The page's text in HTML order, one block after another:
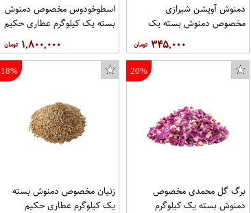
دمنوش آویشن شیرازی
مخصوص دمنوش بسته یک
۳۴۵,۰۰۰
اسطوخودوس مخصوص دمنوش
بسته یک کیلوگرم عطاری حکیم
۱,۸۰۰,۰۰۰
20%
برگ گل محمدی مخصوص
دمنوش بسته یک کیلوگرم
18%
زنیان مخصوص دمنوش بسته
یک کیلوگرم عطاری حکیم